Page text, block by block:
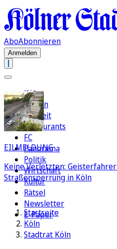
AboAbonnieren
Anmelden
Köln
Region
Freizeit
Restaurants
FC
Panorama
Politik
Wirtschaft
Kultur
Rätsel
Newsletter
E-Paper
EILMELDUNG
Keine Verletzten: Geisterfahrer
Straßensperrung in Köln
Startseite
Köln
Stadtrat Köln